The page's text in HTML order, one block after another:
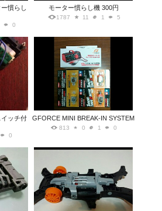
慣らし
0
モーター慣らし機 300円
1787 11 1 5
ッチ付
0
GFORCE MINI BREAK-IN SYSTEM
813 0 1 0